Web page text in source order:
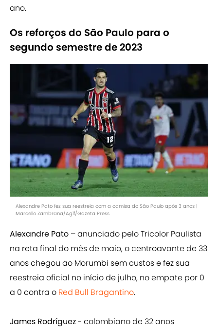
ano.
Os reforços do São Paulo para o
segundo semestre de 2023
Alexandre Pato fez sua reestreia com a camisa do São Paulo após 3 anos |
Marcello Zambrana/Agif/Gazeta Press
Alexandre Pato – anunciado pelo Tricolor Paulista
na reta final do mês de maio, o centroavante de 33
anos chegou ao Morumbi sem custos e fez sua
reestreia oficial no início de julho, no empate por 0
a 0 contra o Red Bull Bragantino.
James Rodríguez- colombiano de 32 anos